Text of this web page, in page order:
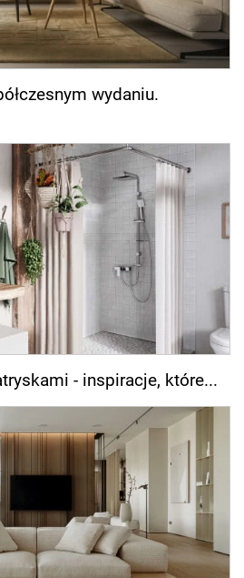
wydaniu.
- inspiracje, które...